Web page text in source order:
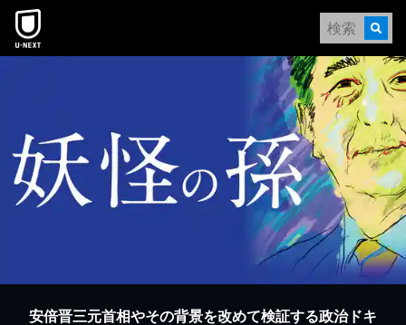
本文へスキップ
安倍晋三元首相やその背景を改めて検証する政治ドキ